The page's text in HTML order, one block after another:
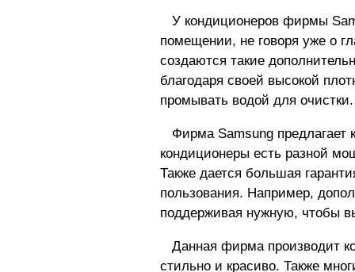
У кондиционеров фирмы
помещении, не говоря уже о
создаются такие
благодаря своей высокой
промывать водой для
Фирма Samsung предлагает
кондиционеры есть разной
Также дается большая
пользования. Например,
поддерживая нужную, чтобы
Данная фирма производит
стильно и красиво. Также